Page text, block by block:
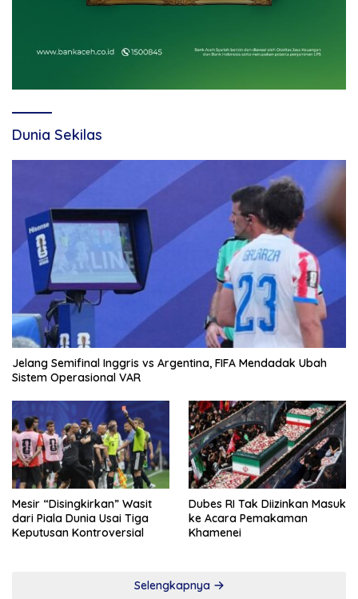
Dunia Sekilas
Jelang Semifinal Inggris vs Argentina, FIFA Mendadak Ubah
Sistem Operasional VAR
Mesir “Disingkirkan” Wasit
dari Piala Dunia Usai Tiga
Keputusan Kontroversial
Dubes RI Tak Diizinkan Masuk
ke Acara Pemakaman
Khamenei
Selengkapnya